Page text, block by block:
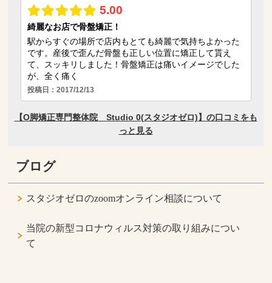
ブログ
スタジオゼロのzoomオンライン相談について
当院の新型コロナウィルス対策の取り組みについ
て